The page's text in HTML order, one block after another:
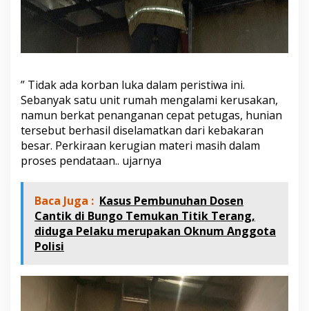
” Tidak ada korban luka dalam peristiwa ini.
Sebanyak satu unit rumah mengalami kerusakan,
namun berkat penanganan cepat petugas, hunian
tersebut berhasil diselamatkan dari kebakaran
besar. Perkiraan kerugian materi masih dalam
proses pendataan.. ujarnya
Baca Juga : Kasus Pembunuhan Dosen
Cantik di Bungo Temukan Titik Terang,
diduga Pelaku merupakan Oknum Anggota
Polisi